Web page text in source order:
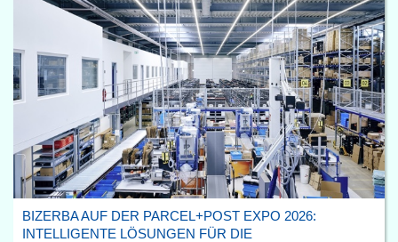
BIZERBA AUF DER PARCEL+POST EXPO 2026:
INTELLIGENTE LÖSUNGEN FÜR DIE